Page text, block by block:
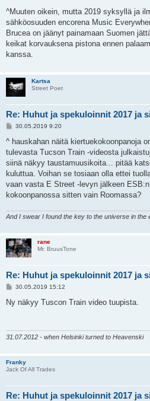
e
t
i
^Muuten oikein, mutta 2019 syksyllä ja
sähköosuuden encorena Music
Brucea on jäänyt painamaan Suomen
keikat korvauksena pistona ennen
kanssa.
Kartsa
Street Poet
Re: Huhut ja spekuloinnit 2017 ja
V
e
t
i
30.05.2019 9:20
^ hauskahan näitä kiertuekokoonpanoja
tulevasta Tucson Train -videosta
siinä näkyy taustamuusikoita... pitää
kuluttua. Voihan se tosiaan olla ettei
vaan vasta E Street -levyn jälkeen
kokoonpanossa sitten vain Roomassa?
And I swear I found the key to the universe in the
rane
Mr. BruusTone
Re: Huhut ja spekuloinnit 2017 ja
V
e
s
30.05.2019 15:12
Ny näkyy Tuscon Train video tuupista.
31.07.2012 - when Helsinki turned to Heavenski
Franky
Jack Of All Trades
Re: Huhut ja spekuloinnit 2017 ja